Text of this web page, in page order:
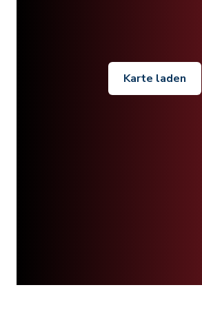
Karte laden